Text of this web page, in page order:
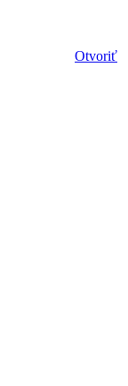
Otvoriť